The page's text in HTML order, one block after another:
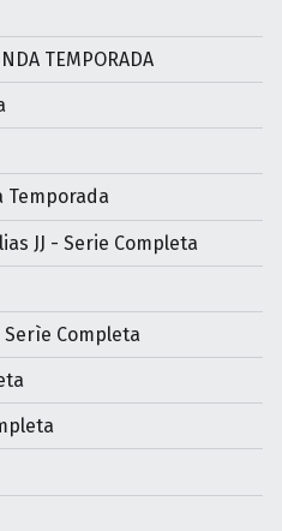
TEMPORADA
Temporada
JJ - Serie Completa
Completa